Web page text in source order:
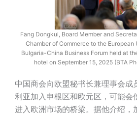
Fang Dongkui, Board Member and
Chamber of Commerce to the European
Bulgaria-China Business Forum held at
hotel on September 15, 2025 (BTA
中国商会向欧盟秘书长兼理事会成
利亚加入申根区和欧元区，可能会
进入欧洲市场的桥梁。据他介绍，